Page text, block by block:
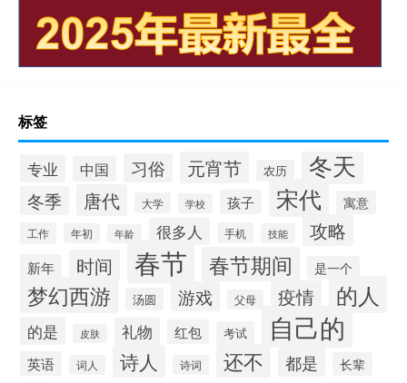
标签
专业 中国 习俗 元宵节 农历 冬天
冬季 唐代 大学 学校 孩子 宋代 寓意
工作 年初 年龄 很多人 手机 技能 攻略
新年 时间 春节 春节期间 是一个
梦幻西游 汤圆 游戏 父母 疫情 的人
的是 皮肤 礼物 红包 考试 自己的
英语 词人 诗人 诗词 还不 都是 长辈